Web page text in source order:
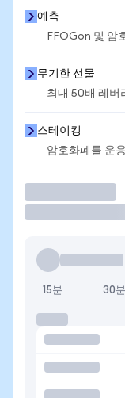
예측
FFOGon 및 암
무기한 선물
최대 50배 레버
스테이킹
암호화폐를 운
15분 30분